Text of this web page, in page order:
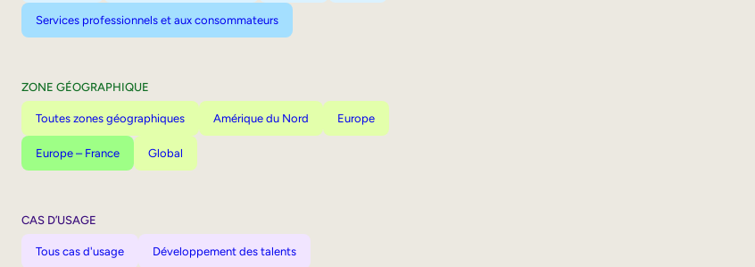
Services professionnels et aux consommateurs
ZONE GÉOGRAPHIQUE
Toutes zones géographiques Amérique du Nord Europe
Europe – France Global
CAS D’USAGE
Tous cas d'usage Développement des talents